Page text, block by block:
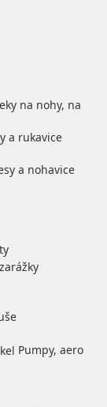
na nohy, na
a rukavice
a nohavice
Pumpy, aero